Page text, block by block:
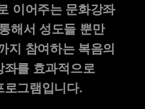
이어주는 문화강좌
해서 성도들 뿐만
지 참여하는 복음의
좌를 효과적으로
로그램입니다.